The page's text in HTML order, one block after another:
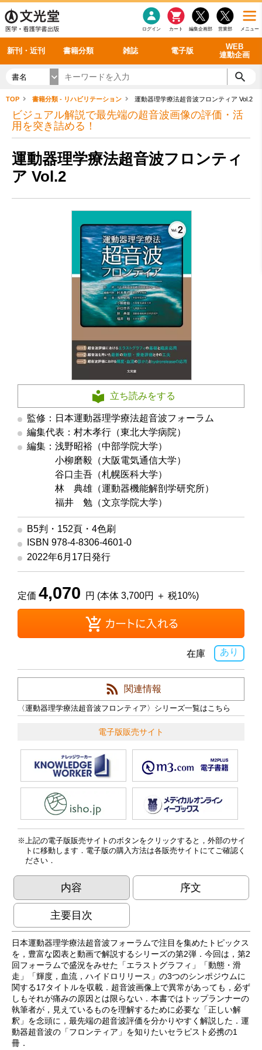
メニュー
営業部
編集企画部
カート
ログイン
新刊・近刊 書籍分類 雑誌 電子版
WEB
連動企画
感染症 老年医学
看護・介護
呼吸器
循環器
シリーズ一覧
雑誌投稿規定
理学療法
雑誌案内・年間購読 最新号 バックナンバー
電子書籍
電子雑誌
書籍「データに基づく臨床動作分析」WEB動画
書籍「眼手術学」WEB動画
書籍「神経症候学 II 改訂第二版」 WEB動画
新刊一覧
今後の発行予定
書名
TOP 書籍分類 - リハビリテーション 運動器理学療法超音波フロンティア Vol.2
ビジュアル解説で最先端の超音波画像の評価・活
用を突き詰める！
運動器理学療法超音波フロンティ
ア Vol.2
立ち読みをする
監修：日本運動器理学療法超音波フォーラム
編集代表：村木孝行（東北大学病院）
編集：浅野昭裕（中部学院大学）
小柳磨毅（大阪電気通信大学）
谷口圭吾（札幌医科大学）
林 典雄（運動器機能解剖学研究所）
福井 勉（文京学院大学）
B5判・152頁・4色刷
ISBN 978-4-8306-4601-0
2022年6月17日発行
定価 4,070 円 (本体 3,700円 ＋ 税10%)
あり
在庫
関連情報
〈運動器理学療法超音波フロンティア〉シリーズ一覧はこちら
電子版販売サイト
上記の電子版販売サイトのボタンをクリックすると，外部のサイ
トに移動します．電子版の購入方法は各販売サイトにてご確認く
ださい．
内容 序文
主要目次
日本運動器理学療法超音波フォーラムで注目を集めたトピックス
を，豊富な図表と動画で解説するシリーズの第2弾．今回は，第2
回フォーラムで盛況をみせた「エラストグラフィ」「動態・滑
走」「輝度，血流，ハイドロリリース」の3つのシンポジウムに
関する17タイトルを収載．超音波画像上で異常があっても，必ず
しもそれが痛みの原因とは限らない．本書ではトップランナーの
執筆者が，見えているものを理解するために必要な「正しい解
釈」を念頭に，最先端の超音波評価を分かりやすく解説した．運
動器超音波の「フロンティア」を知りたいセラピスト必携の1
冊．